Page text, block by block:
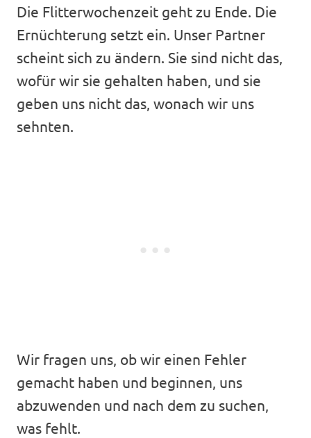
Die Flitterwochenzeit geht zu Ende. Die
Ernüchterung setzt ein. Unser Partner
scheint sich zu ändern. Sie sind nicht das,
wofür wir sie gehalten haben, und sie
geben uns nicht das, wonach wir uns
sehnten.
Wir fragen uns, ob wir einen Fehler
gemacht haben und beginnen, uns
abzuwenden und nach dem zu suchen,
was fehlt.